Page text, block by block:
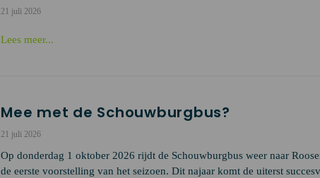
21 juli 2026
Lees meer...
Mee met de Schouwburgbus?
21 juli 2026
Op donderdag 1 oktober 2026 rijdt de Schouwburgbus weer naar
de eerste voorstelling van het seizoen. Dit najaar komt de uiterst